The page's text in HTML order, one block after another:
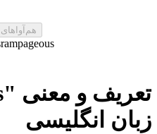
rampageous
زبان انگلیسی